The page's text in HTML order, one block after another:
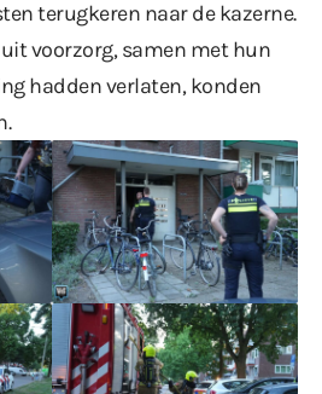
terugkeren naar de kazerne.
voorzorg, samen met hun
hadden verlaten, konden